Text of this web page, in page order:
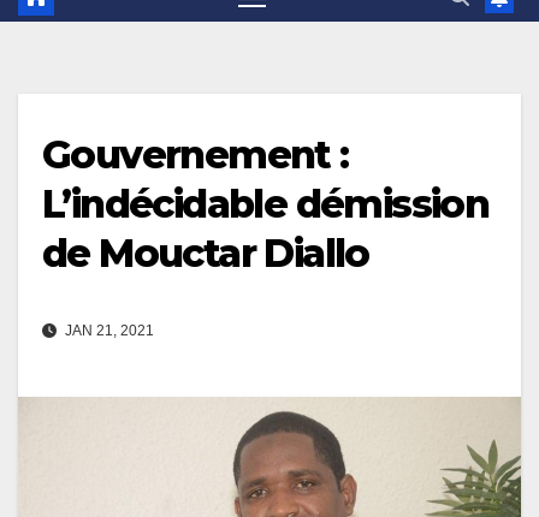
Gouvernement :
L’indécidable démission
de Mouctar Diallo
JAN 21, 2021